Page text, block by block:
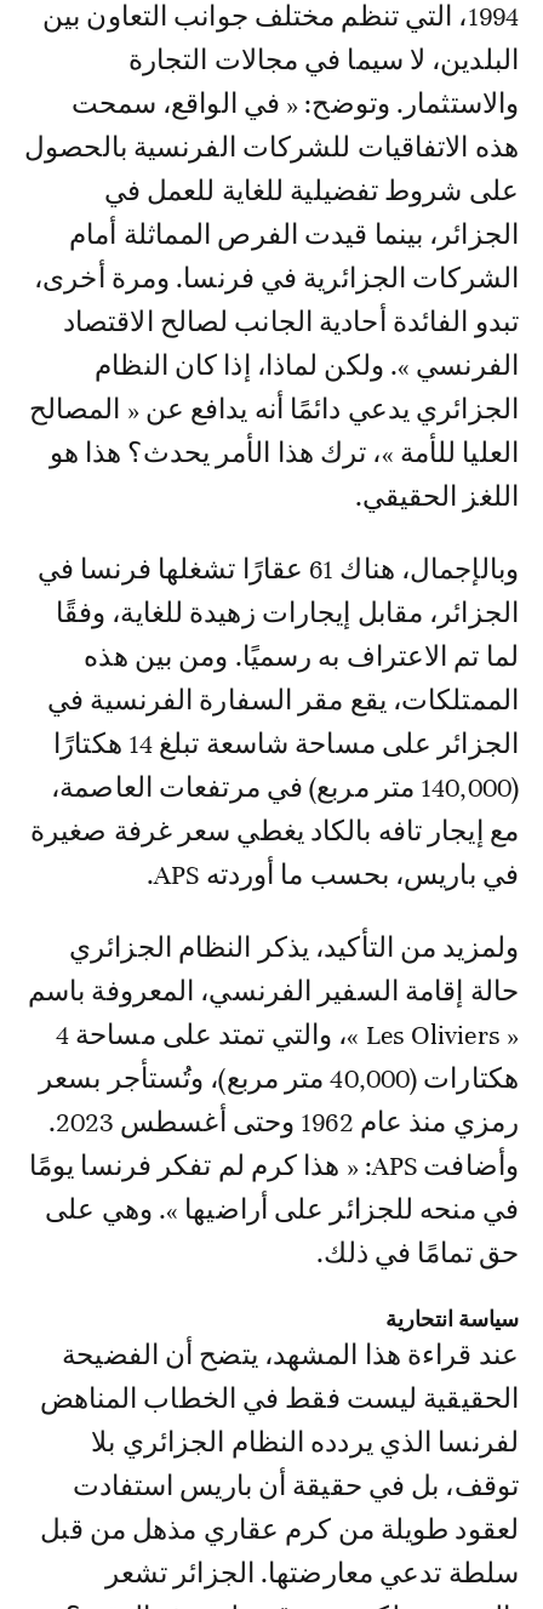
1994، التي تنظم مختلف جوانب التعاون بين
البلدين، لا سيما في مجالات التجارة
والاستثمار. وتوضح: « في الواقع، سمحت
هذه الاتفاقيات للشركات الفرنسية بالحصول
على شروط تفضيلية للغاية للعمل في
الجزائر، بينما قيدت الفرص المماثلة أمام
الشركات الجزائرية في فرنسا. ومرة أخرى،
تبدو الفائدة أحادية الجانب لصالح الاقتصاد
الفرنسي ». ولكن لماذا، إذا كان النظام
الجزائري يدعي دائمًا أنه يدافع عن « المصالح
العليا للأمة »، ترك هذا الأمر يحدث؟ هذا هو
اللغز الحقيقي.
وبالإجمال، هناك 61 عقارًا تشغلها فرنسا في
الجزائر، مقابل إيجارات زهيدة للغاية، وفقًا
لما تم الاعتراف به رسميًا. ومن بين هذه
الممتلكات، يقع مقر السفارة الفرنسية في
الجزائر على مساحة شاسعة تبلغ 14 هكتارًا
(140,000 متر مربع) في مرتفعات العاصمة،
مع إيجار تافه بالكاد يغطي سعر غرفة صغيرة
في باريس، بحسب ما أوردته APS.
ولمزيد من التأكيد، يذكر النظام الجزائري
حالة إقامة السفير الفرنسي، المعروفة باسم
« Les Oliviers »، والتي تمتد على مساحة 4
هكتارات (40,000 متر مربع)، وتُستأجر بسعر
رمزي منذ عام 1962 وحتى أغسطس 2023.
وأضافت APS: « هذا كرم لم تفكر فرنسا يومًا
في منحه للجزائر على أراضيها ». وهي على
حق تمامًا في ذلك.
سياسة انتحارية
عند قراءة هذا المشهد، يتضح أن الفضيحة
الحقيقية ليست فقط في الخطاب المناهض
لفرنسا الذي يردده النظام الجزائري بلا
توقف، بل في حقيقة أن باريس استفادت
لعقود طويلة من كرم عقاري مذهل من قبل
سلطة تدعي معارضتها. الجزائر تشعر